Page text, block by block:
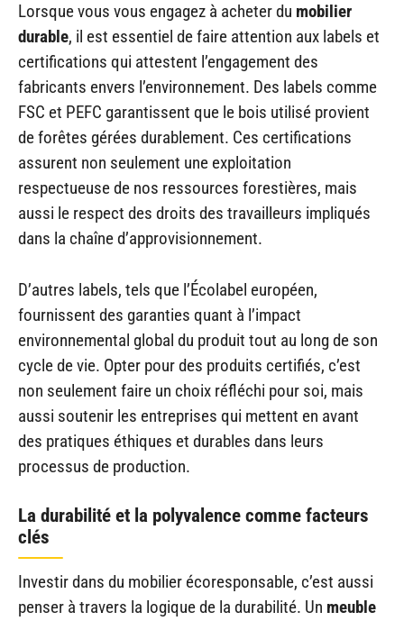
Lorsque vous vous engagez à acheter du mobilier
durable, il est essentiel de faire attention aux labels et
certifications qui attestent l’engagement des
fabricants envers l’environnement. Des labels comme
FSC et PEFC garantissent que le bois utilisé provient
de forêtes gérées durablement. Ces certifications
assurent non seulement une exploitation
respectueuse de nos ressources forestières, mais
aussi le respect des droits des travailleurs impliqués
dans la chaîne d’approvisionnement.
D’autres labels, tels que l’Écolabel européen,
fournissent des garanties quant à l’impact
environnemental global du produit tout au long de son
cycle de vie. Opter pour des produits certifiés, c’est
non seulement faire un choix réfléchi pour soi, mais
aussi soutenir les entreprises qui mettent en avant
des pratiques éthiques et durables dans leurs
processus de production.
La durabilité et la polyvalence comme facteurs
clés
Investir dans du mobilier écoresponsable, c’est aussi
penser à travers la logique de la durabilité. Un meuble